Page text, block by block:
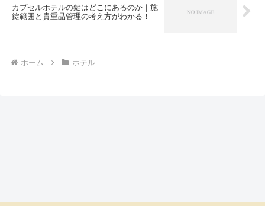
カプセルホテルの鍵はどこにあるのか｜施
錠範囲と貴重品管理の考え方がわかる！
ホーム ホテル